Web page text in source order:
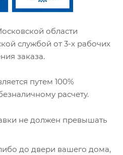
области
службой от 3-х рабочих
заказа.
путем 100%
расчету.
не должен превышать
до двери вашего дома,